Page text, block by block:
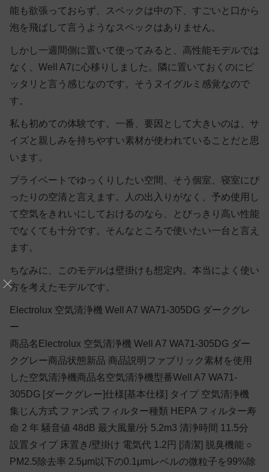
能も欲張っておらず、スペックは中の下、すごいと口から
泡を飛ばして言うようなスペックはありません。
しかし一週間側に置いて使ってみると、高性能モデルでは
なく、Well A7に心移りしました。隣に置いておくのにピ
ッタリと言う感じなのです。そうヌイグルミ感覚なので
す。
私も初めての体験です。一番、要因として大きいのは、サ
イズと親しみを持ちやすい素材が使われていることだと思
います。
プライベートでゆっくりしたい空間、そう個室、寝室にぴ
ったりの空清と言えます。人の出入りがなく、予め使用し
て空気をきれいにしておけるのなら、とびっきり高い性能
でなくても十分です。そんなところで使いたい一台と言え
ます。
ちなみに、このモデルは壁掛けも想定内。本当によく使い
方を考えたモデルです。
Electrolux 空気清浄機 Well A7 WA71-305DG ダークグレ
ー
商品名Electrolux 空気清浄機 Well A7 WA71-305DG ダー
クグレー商品状態新品 商品説明ファブリック素材を使用
した空気清浄機商品名空気清浄機型番Well A7 WA71-
305DG [ダークグレー]仕様[基本仕様] タイプ 空気清浄機
集じん方式 ファン式 フィルター種類 HEPA フィルター寿
命 2 年 騒音値 48dB 最大風量/分 5.2m3 清浄時間 11.5分
設置タイプ 床置き/壁掛け 電気代 1.2円 [清潔] 脱臭機能 ○
PM2.5除去率 2.5μm以下の0.1μmレベルの微粒子を99%除